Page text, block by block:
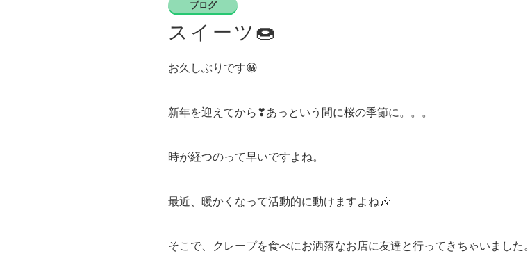
ブログ
スイーツ🍩
お久しぶりです😀
新年を迎えてから❣あっという間に桜の季節に。。。
時が経つのって早いですよね。
最近、暖かくなって活動的に動けますよね🎶
そこで、クレープを食べにお洒落なお店に友達と行ってきちゃいました。